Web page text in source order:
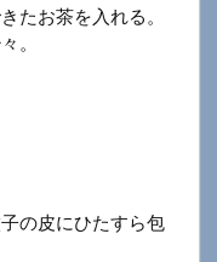
たお茶を入れる。
。
の皮にひたすら包